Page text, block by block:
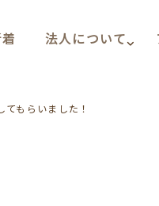
法人について
もらいました！